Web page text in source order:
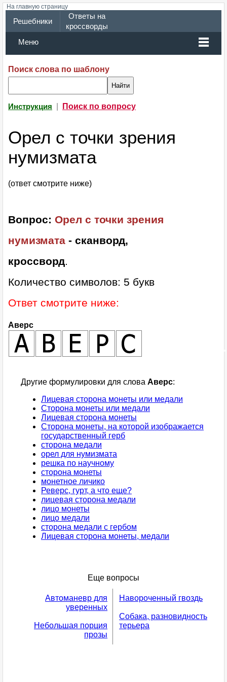
На главную страницу
Решебники
Ответы на
кроссворды
Меню
Поиск слова по шаблону
Инструкция Поиск по вопросу
Орел с точки зрения
нумизмата
(ответ смотрите ниже)
Вопрос: Орел с точки зрения
нумизмата - сканворд,
кроссворд.
Количество символов: 5 букв
Ответ смотрите ниже:
Аверс
Другие формулировки для слова Аверс:
Лицевая сторона монеты или медали
Сторона монеты или медали
Лицевая сторона монеты
Сторона монеты, на которой изображается
государственный герб
сторона медали
орел для нумизмата
решка по научному
сторона монеты
монетное личико
Реверс, гурт, а что еще?
лицевая сторона медали
лицо монеты
лицо медали
сторона медали с гербом
Лицевая сторона монеты, медали
Еще вопросы
Автоманевр для
уверенных
Небольшая порция
прозы
Навороченный гвоздь
Собака, разновидность
терьера